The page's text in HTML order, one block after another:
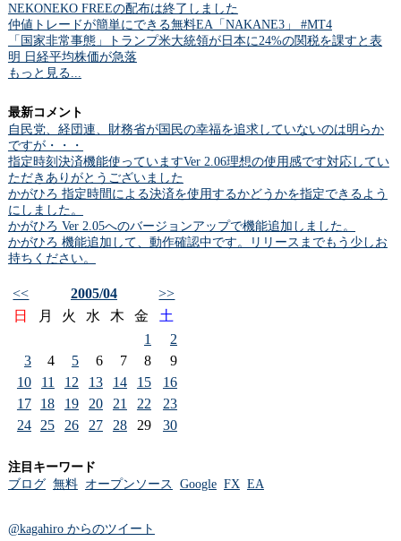
NEKONEKO FREEの配布は終了しました
仲値トレードが簡単にできる無料EA「NAKANE3」 #MT4
「国家非常事態」トランプ米大統領が日本に24%の関税を課すと表
明 日経平均株価が急落
もっと見る...
最新コメント
自民党、経団連、財務省が国民の幸福を追求していないのは明らか
ですが・・・
指定時刻決済機能使っていますVer 2.06理想の使用感です対応してい
ただきありがとうございました
かがひろ 指定時間による決済を使用するかどうかを指定できるよう
にしました。
かがひろ Ver 2.05へのバージョンアップで機能追加しました。
かがひろ 機能追加して、動作確認中です。リリースまでもう少しお
持ちください。
<< 2005/04
>>
日
月 火 水 木 金
土
1
2
3
4 5 6 7 8
9
10
11 12 13 14 15
16
17
18 19 20 21 22
23
24
25 26 27 28 29 30
注目キーワード
ブログ 無料 オープンソース Google FX EA
@kagahiro からのツイート